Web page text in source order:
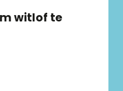
witlof te